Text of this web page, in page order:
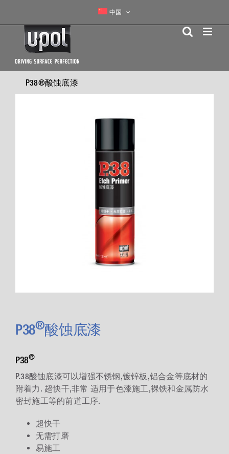
中国
P38®酸蚀底漆
P38®酸蚀底漆
P38®
P.38酸蚀底漆可以增强不锈钢,镀锌板,铝合金等底材的
附着力. 超快干,非常 适用于色漆施工,裸铁和金属防水
密封施工等的前道工序.
超快干
无需打磨
易施工